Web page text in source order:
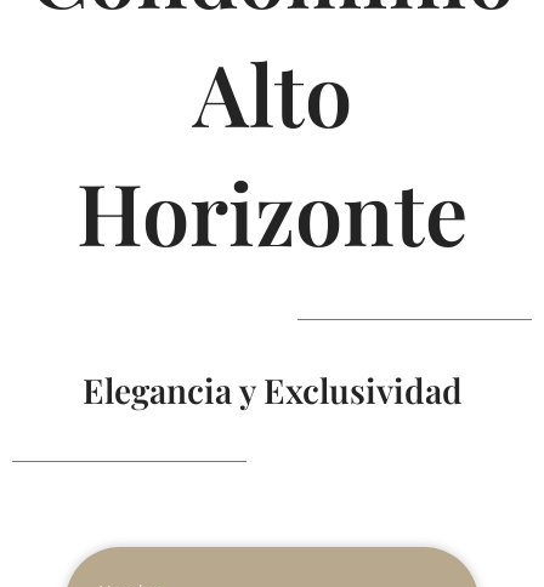
Alto
Horizonte
Elegancia y Exclusividad